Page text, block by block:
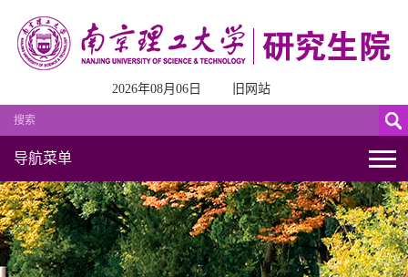
2026年08月06日 旧网站
导航菜单